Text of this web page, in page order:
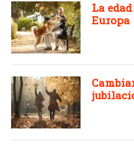
La
Europa